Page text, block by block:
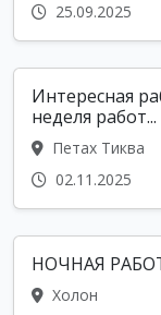
25.09.2025
Интересная
неделя работ...
Петах Тиква
02.11.2025
НОЧНАЯ
Холон